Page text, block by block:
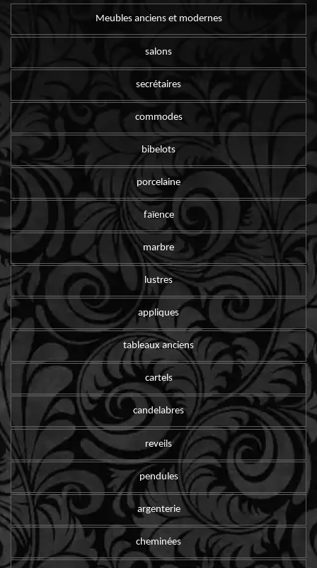
Meubles anciens et modernes
salons
secrétaires
commodes
bibelots
porcelaine
faïence
marbre
lustres
appliques
tableaux anciens
cartels
candelabres
reveils
pendules
argenterie
cheminées